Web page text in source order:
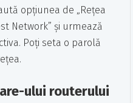
opțiunea de „Rețea
Network” și urmează
Poți seta o parolă
ului routerului